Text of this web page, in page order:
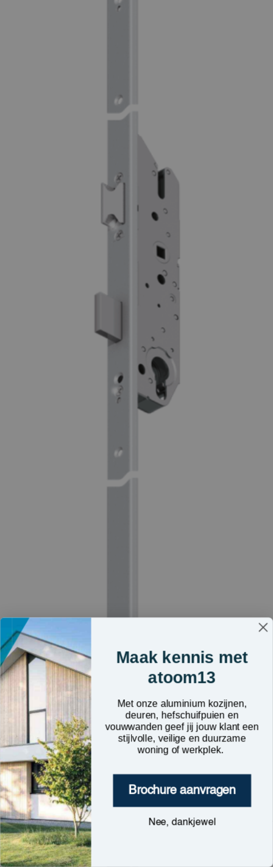
Maak kennis met
atoom13
Met onze aluminium kozijnen,
deuren, hefschuifpuien en
vouwwanden geef jij jouw klant een
stijlvolle, veilige en duurzame
woning of werkplek.
Brochure aanvragen
Nee, dankjewel